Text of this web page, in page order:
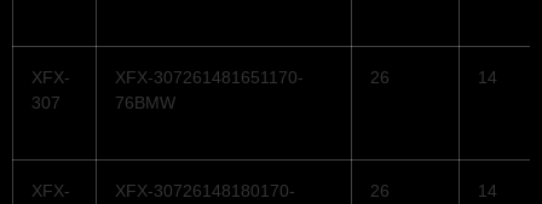
XFX-
307
XFX-307261481651170-
76BMW
26 14
XFX-
XFX-30726148180170-
26 14